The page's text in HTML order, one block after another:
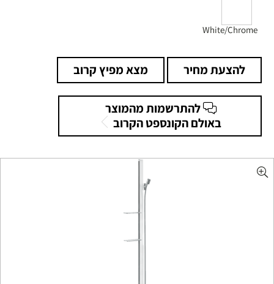
White/Chrome
להצעת מחיר מצא מפיץ קרוב
להתרשמות מהמוצר
באולם הקונספט הקרוב